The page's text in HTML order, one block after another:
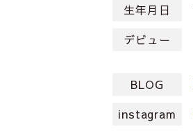
生年月日
デビュー
BLOG
instagram